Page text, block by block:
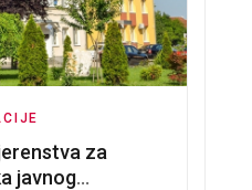
za
javnog